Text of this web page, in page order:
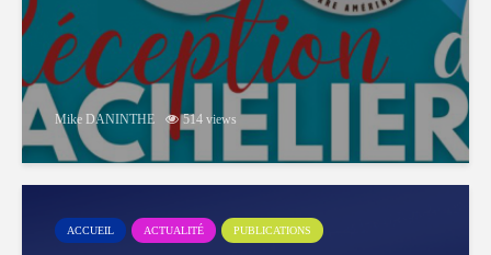
Mike DANINTHE 514 views
ACCUEIL ACTUALITÉ PUBLICATIONS